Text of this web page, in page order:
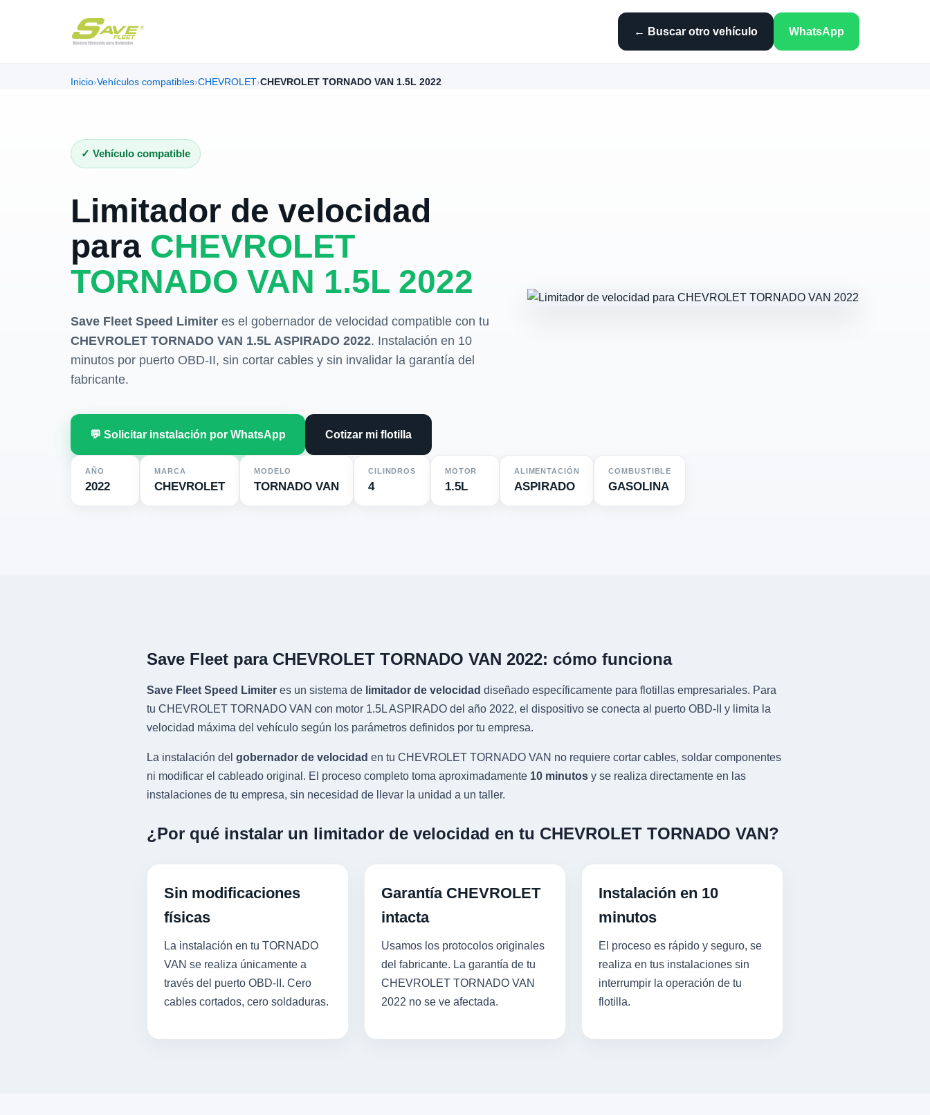
← Buscar otro vehículo WhatsApp
Inicio›Vehículos compatibles›CHEVROLET›CHEVROLET TORNADO VAN 1.5L 2022
✓ Vehículo compatible
Limitador de velocidad
para CHEVROLET
TORNADO VAN 1.5L 2022
Save Fleet Speed Limiter es el gobernador de velocidad compatible con tu
CHEVROLET TORNADO VAN 1.5L ASPIRADO 2022. Instalación en 10
minutos por puerto OBD-II, sin cortar cables y sin invalidar la garantía del
fabricante.
💬 Solicitar instalación por WhatsApp Cotizar mi flotilla
AÑO
2022
MARCA
CHEVROLET
MODELO
TORNADO VAN
CILINDROS
4
MOTOR
1.5L
ALIMENTACIÓN
ASPIRADO
COMBUSTIBLE
GASOLINA
Save Fleet para CHEVROLET TORNADO VAN 2022: cómo funciona
Save Fleet Speed Limiter es un sistema de limitador de velocidad diseñado específicamente para flotillas empresariales. Para
tu CHEVROLET TORNADO VAN con motor 1.5L ASPIRADO del año 2022, el dispositivo se conecta al puerto OBD-II y limita la
velocidad máxima del vehículo según los parámetros definidos por tu empresa.
La instalación del gobernador de velocidad en tu CHEVROLET TORNADO VAN no requiere cortar cables, soldar componentes
ni modificar el cableado original. El proceso completo toma aproximadamente 10 minutos y se realiza directamente en las
instalaciones de tu empresa, sin necesidad de llevar la unidad a un taller.
¿Por qué instalar un limitador de velocidad en tu CHEVROLET TORNADO VAN?
Sin modificaciones
físicas
La instalación en tu TORNADO
VAN se realiza únicamente a
través del puerto OBD-II. Cero
cables cortados, cero soldaduras.
Garantía CHEVROLET
intacta
Usamos los protocolos originales
del fabricante. La garantía de tu
CHEVROLET TORNADO VAN
2022 no se ve afectada.
Instalación en 10
minutos
El proceso es rápido y seguro, se
realiza en tus instalaciones sin
interrumpir la operación de tu
flotilla.